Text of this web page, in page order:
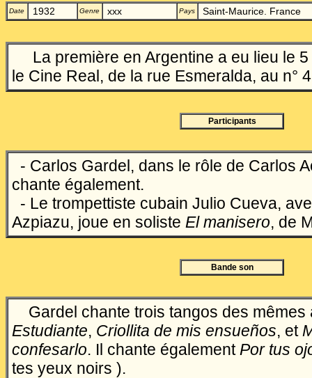
Date 1932 Genre xxx Pays Saint-Maurice. France
La première en Argentine a eu lieu le
le Cine Real, de la rue Esmeralda, au n°
Participants
- Carlos Gardel, dans le rôle de Carlos
chante également.
- Le trompettiste cubain Julio Cueva,
Azpiazu, joue en soliste El manisero, de
Bande son
Gardel chante trois tangos des mêmes
Estudiante, Criollita de mis ensueños, et
confesarlo. Il chante également Portus
tes yeux noirs ).